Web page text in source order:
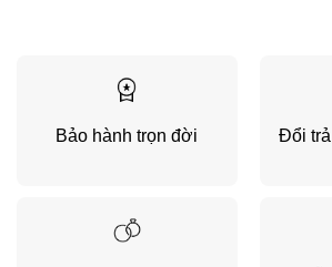
Bảo hành trọn đời
Đổi